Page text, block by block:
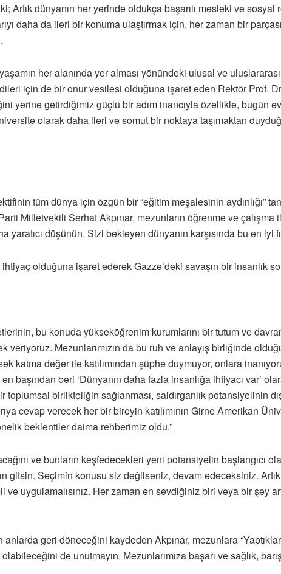
Artık dünyanın her yerinde oldukça başarılı mesleki ve
daha da ileri bir konuma ulaştırmak için, her zaman bir
her alanında yer alması yönündeki ulusal ve
için de bir onur vesilesi olduğuna işaret eden Rektör Prof. Dr.
yerine getirdiğimiz güçlü bir adım inancıyla özellikle, bugün
olarak daha ileri ve somut bir noktaya taşımaktan
tüm dünya için özgün bir “eğitim meşalesinin aydınlığı”
Milletvekili Serhat Akpınar, mezunların öğrenme ve çalışma
düşünün. Sizi bekleyen dünyanın karşısında bu en iyi
olduğuna işaret ederek Gazze’deki savaşın bir insanlık
bu konuda yükseköğrenim kurumlarını bir tutum ve
veriyoruz. Mezunlarımızın da bu ruh ve anlayış birliğinde
katma değer ile katılımından şüphe duymuyor, onlara
başından beri ‘Dünyanın daha fazla insanlığa ihtiyacı var’
birlikteliğin sağlanması, saldırganlık potansiyelinin
cevap verecek her bir bireyin katılımının Girne Amerikan
beklentiler daima rehberimiz oldu.”
ve bunların keşfedecekleri yeni potansiyelin başlangıcı
gitsin. Seçimin konusu siz değilseniz, devam edeceksiniz. Artık
uygulamalısınız. Her zaman en sevdiğiniz biri veya bir şey
geri döneceğini kaydeden Akpınar, mezunlara
de unutmayın. Mezunlarımıza başarı ve sağlık,